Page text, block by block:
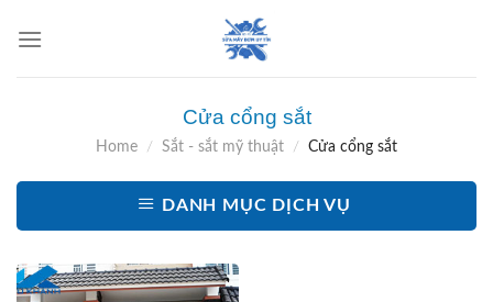
Cửa cổng sắt
Home / Sắt - sắt mỹ thuật / Cửa cổng sắt
DANH MỤC DỊCH VỤ